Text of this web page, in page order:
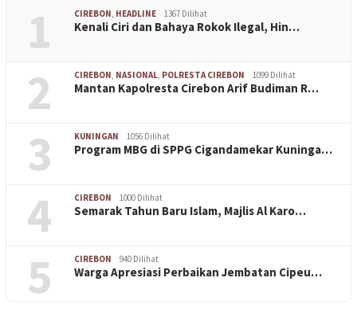
1 CIREBON, HEADLINE 1367 Dilihat
Kenali Ciri dan Bahaya Rokok Ilegal, Hin…
2 CIREBON, NASIONAL, POLRESTA CIREBON 1099 Dilihat
Mantan Kapolresta Cirebon Arif Budiman R…
3 KUNINGAN 1056 Dilihat
Program MBG di SPPG Cigandamekar Kuninga…
4 CIREBON 1000 Dilihat
Semarak Tahun Baru Islam, Majlis Al Karo…
5 CIREBON 940 Dilihat
Warga Apresiasi Perbaikan Jembatan Cipeu…